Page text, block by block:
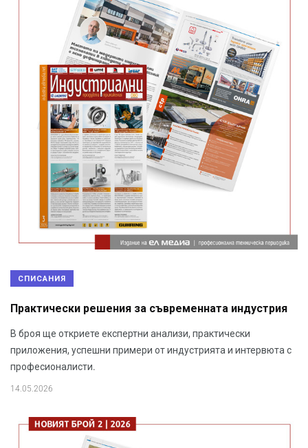
СПИСАНИЯ
Практически решения за съвременната индустрия
В броя ще откриете експертни анализи, практически
приложения, успешни примери от индустрията и интервюта с
професионалисти.
14.05.2026